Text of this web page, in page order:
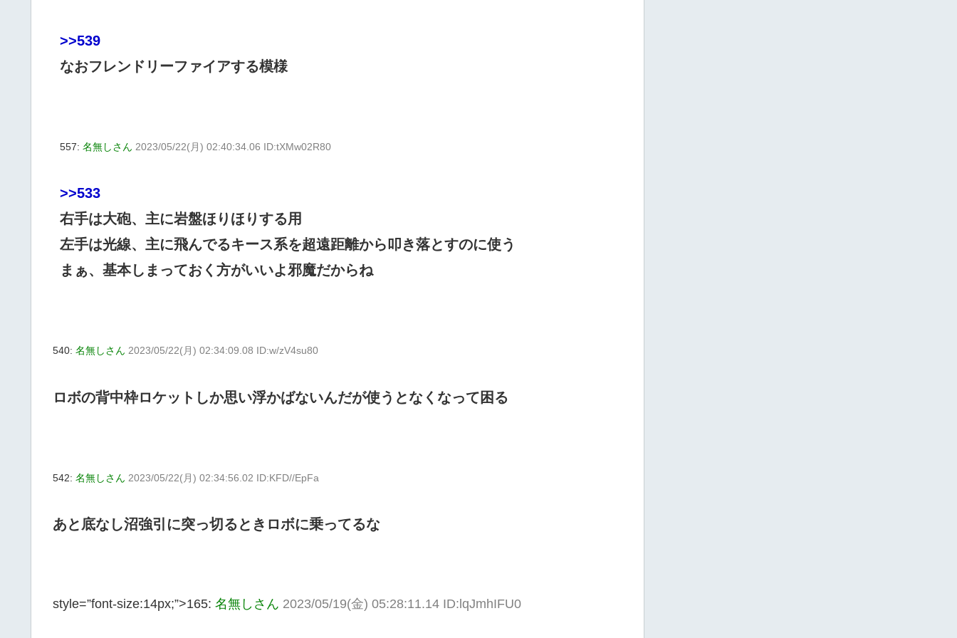
>>539
なおフレンドリーファイアする模様
557: 名無しさん 2023/05/22(月) 02:40:34.06 ID:tXMw02R80
>>533
右手は大砲、主に岩盤ほりほりする用
左手は光線、主に飛んでるキース系を超遠距離から叩き落とすのに使う
まぁ、基本しまっておく方がいいよ邪魔だからね
540: 名無しさん 2023/05/22(月) 02:34:09.08 ID:w/zV4su80
ロボの背中枠ロケットしか思い浮かばないんだが使うとなくなって困る
542: 名無しさん 2023/05/22(月) 02:34:56.02 ID:KFD//EpFa
あと底なし沼強引に突っ切るときロボに乗ってるな
style=”font-size:14px;”>165: 名無しさん 2023/05/19(金) 05:28:11.14 ID:lqJmhIFU0